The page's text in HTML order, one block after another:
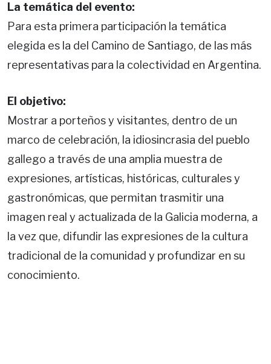
La temática del evento:
Para esta primera participación la temática
elegida es la del Camino de Santiago, de las más
representativas para la colectividad en Argentina.
El objetivo:
Mostrar a porteños y visitantes, dentro de un
marco de celebración, la idiosincrasia del pueblo
gallego a través de una amplia muestra de
expresiones, artísticas, históricas, culturales y
gastronómicas, que permitan trasmitir una
imagen real y actualizada de la Galicia moderna, a
la vez que, difundir las expresiones de la cultura
tradicional de la comunidad y profundizar en su
conocimiento.